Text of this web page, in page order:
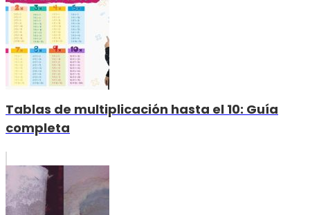
Tablas de multiplicación hasta el 10: Guía
completa